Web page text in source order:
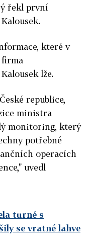
řekl první
které v
lže.
republice,
ministra
monitoring, který
potřebné
operacích
uvedl
turné s
se vratné lahve